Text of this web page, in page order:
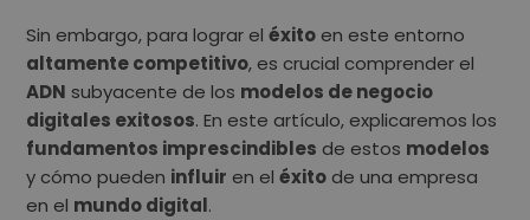
Sin embargo, para lograr eléxito en este entorno
altamente competitivo, es crucial comprender el
ADN subyacente de los modelos de negocio
digitales exitosos. En este artículo, explicaremos los
fundamentos imprescindibles de estos modelos
y cómo pueden influir en eléxitode una empresa
en el mundo digital.